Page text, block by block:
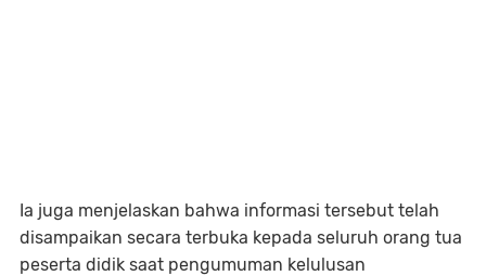
Ia juga menjelaskan bahwa informasi tersebut telah
disampaikan secara terbuka kepada seluruh orang tua
peserta didik saat pengumuman kelulusan